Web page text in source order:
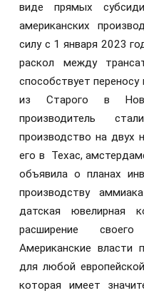
виде прямых
американских
силу с 1 января 2023
раскол между
способствует
из Старого в
производитель
производство на двух
его в Техас,
объявила о планах
производству
датская ювелирная
расширение
Американские власти
для любой
которая имеет